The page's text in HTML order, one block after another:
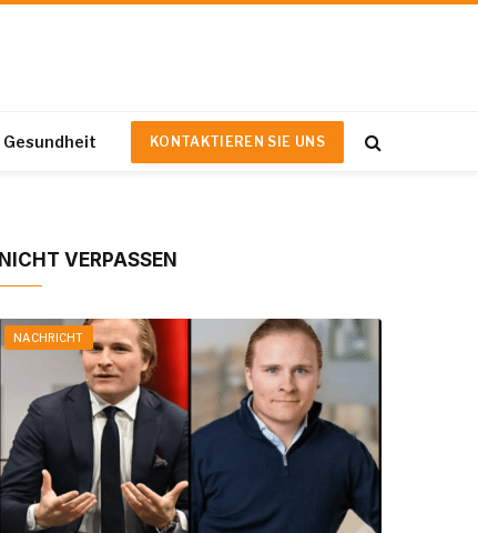
Gesundheit KONTAKTIEREN SIE UNS
NICHT VERPASSEN
NACHRICHT